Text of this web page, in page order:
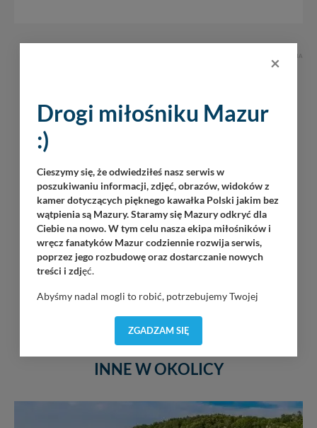
REKLAMA
INNE W OKOLICY
×
Drogi miłośniku Mazur
:)
Cieszymy się, że odwiedziłeś nasz serwis w
poszukiwaniu informacji, zdjęć, obrazów, widoków z
kamer dotyczących pięknego kawałka Polski jakim bez
wątpienia są Mazury. Staramy się Mazury odkryć dla
Ciebie na nowo. W tym celu nasza ekipa miłośników i
wręcz fanatyków Mazur codziennie rozwija serwis,
poprzez jego rozbudowę oraz dostarczanie nowych
treści i zdjęć.
Abyśmy nadal mogli to robić, potrzebujemy Twojej
dostosować do Twoich preferencji. Twoje dane (w tym
pliki cookies) będą zapisywane w celu usprawnienia
wyszukania, ulubione miejsca, logowania, itp).
zmieniać zakresu naszych uprawnień. Twoje dane są u
nas bezpieczne, jeśli masz wątpliwości co do naszych
ZGADZAM SIĘ